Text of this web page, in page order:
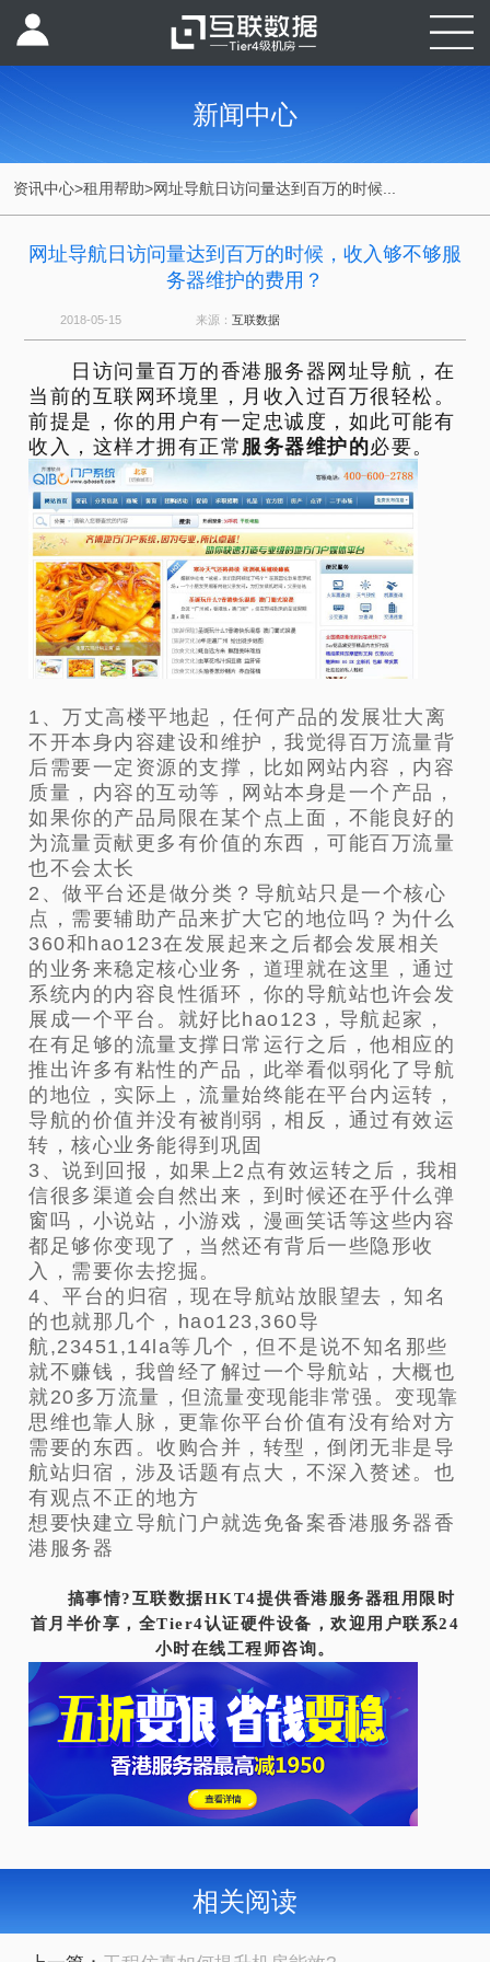
新闻中心
资讯中心>租用帮助>网址导航日访问量达到百万的时候...
网址导航日访问量达到百万的时候，收入够不够服
务器维护的费用？
2018-05-15 来源： 互联数据
日访问量百万的香港服务器网址导航，在
当前的互联网环境里，月收入过百万很轻松。
前提是，你的用户有一定忠诚度，如此可能有
收入，这样才拥有正常 服务器维护的必要。
1、万丈高楼平地起，任何产品的发展壮大离
不开本身内容建设和维护，我觉得百万流量背
后需要一定资源的支撑，比如网站内容，内容
质量，内容的互动等，网站本身是一个产品，
如果你的产品局限在某个点上面，不能良好的
为流量贡献更多有价值的东西，可能百万流量
也不会太长
2、做平台还是做分类？导航站只是一个核心
点，需要辅助产品来扩大它的地位吗？为什么
360和hao123在发展起来之后都会发展相关
的业务来稳定核心业务，道理就在这里，通过
系统内的内容良性循环，你的导航站也许会发
展成一个平台。就好比hao123，导航起家，
在有足够的流量支撑日常运行之后，他相应的
推出许多有粘性的产品，此举看似弱化了导航
的地位，实际上，流量始终能在平台内运转，
导航的价值并没有被削弱，相反，通过有效运
转，核心业务能得到巩固
3、说到回报，如果上2点有效运转之后，我相
信很多渠道会自然出来，到时候还在乎什么弹
窗吗，小说站，小游戏，漫画笑话等这些内容
都足够你变现了，当然还有背后一些隐形收
入，需要你去挖掘。
4、平台的归宿，现在导航站放眼望去，知名
的也就那几个，hao123,360导
航,23451,14la等几个，但不是说不知名那些
就不赚钱，我曾经了解过一个导航站，大概也
就20多万流量，但流量变现能非常强。变现靠
思维也靠人脉，更靠你平台价值有没有给对方
需要的东西。收购合并，转型，倒闭无非是导
航站归宿，涉及话题有点大，不深入赘述。也
有观点不正的地方
想要快建立导航门户就选免备案香港服务器香
港服务器
搞事情?互联数据HKT4提供香港服务器租用限时
首月半价享，全Tier4认证硬件设备，欢迎用户联系24
小时在线工程师咨询。
相关阅读